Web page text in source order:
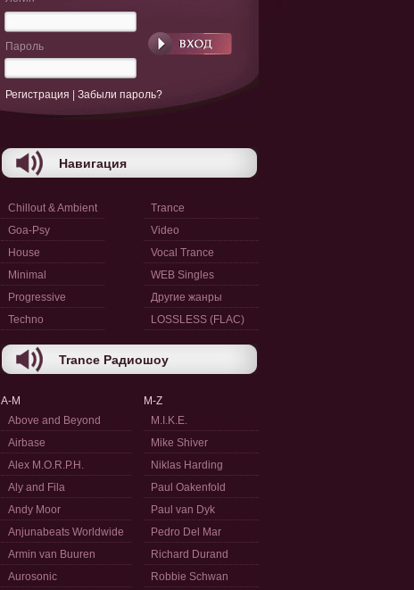
Пароль
Регистрация Забыли пароль?
Навигация
Chillout & Ambient
Goa-Psy
House
Minimal
Progressive
Techno
Trance
Video
Vocal Trance
WEB Singles
Другие жанры
LOSSLESS (FLAC)
Trance Радиошоу
A-M
Above and Beyond
Airbase
Alex M.O.R.P.H.
Aly and Fila
Andy Moor
Anjunabeats Worldwide
Armin van Buuren
Aurosonic
M-Z
M.I.K.E.
Mike Shiver
Niklas Harding
Paul Oakenfold
Paul van Dyk
Pedro Del Mar
Richard Durand
Robbie Schwan